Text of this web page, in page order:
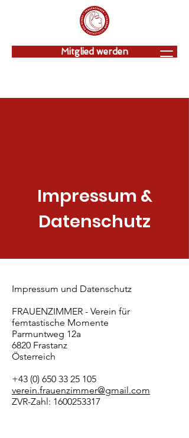
Mitglied werden
Impressum &
Datenschutz
Impressum und Datenschutz
FRAUENZIMMER - Verein für
femtastische Momente
Parmuntweg 12a
6820 Frastanz
Österreich
+43 (0) 650 33 25 105
verein.frauenzimmer@gmail.com
ZVR-Zahl: 1600253317